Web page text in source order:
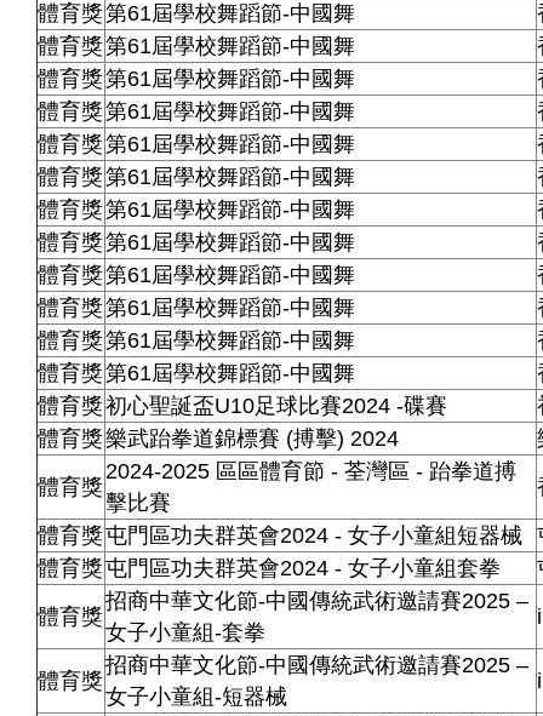
體育獎第61屆學校舞蹈節-中國舞
體育獎第61屆學校舞蹈節-中國舞
體育獎第61屆學校舞蹈節-中國舞
體育獎第61屆學校舞蹈節-中國舞
體育獎第61屆學校舞蹈節-中國舞
體育獎第61屆學校舞蹈節-中國舞
體育獎第61屆學校舞蹈節-中國舞
體育獎第61屆學校舞蹈節-中國舞
體育獎第61屆學校舞蹈節-中國舞
體育獎第61屆學校舞蹈節-中國舞
體育獎第61屆學校舞蹈節-中國舞
體育獎第61屆學校舞蹈節-中國舞
體育獎初心聖誕盃U10足球比賽2024 -碟賽
體育獎樂武跆拳道錦標賽 (搏擊) 2024
體育獎
2024-2025 區區體育節 - 荃灣區 - 跆拳道搏
擊比賽
體育獎屯門區功夫群英會2024 - 女子小童組短器械
體育獎屯門區功夫群英會2024 - 女子小童組套拳
體育獎
招商中華文化節-中國傳統武術邀請賽2025 –
女子小童組-套拳
體育獎
招商中華文化節-中國傳統武術邀請賽2025 –
女子小童組-短器械